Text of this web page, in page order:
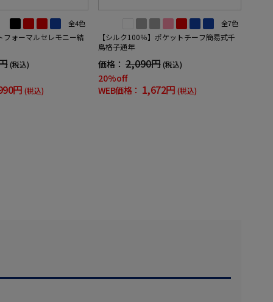
全4色
フォーマルセレモニー結
(税込)
円 (税込)
全7色
【シルク100％】ポケットチーフ簡易式千
鳥格子通年
価格： 2,090円(税込)
20%off
WEB価格： 1,672円 (税込)